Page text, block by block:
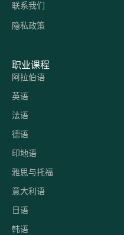
联系我们
隐私政策
职业课程
阿拉伯语
英语
法语
德语
印地语
雅思与托福
意大利语
日语
韩语